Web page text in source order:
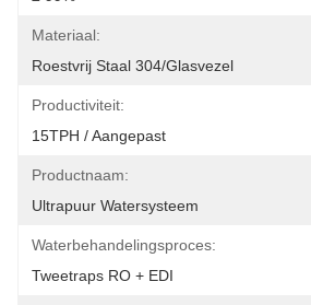
Materiaal:
Roestvrij Staal 304/glasvezel
Productiviteit:
15TPH / Aangepast
Productnaam:
Ultrapuur Watersysteem
Waterbehandelingsproces:
Tweetraps RO + EDI